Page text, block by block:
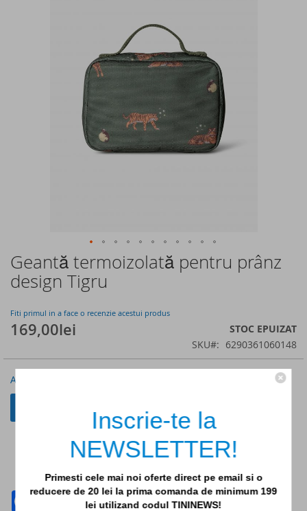
Inscrie-te la
NEWSLETTER!
Primesti cele mai noi oferte direct pe email si o
reducere de 20 lei la prima comanda de minimum 199
lei utilizand codul TININEWS!
Geantă termoizolată pentru prânz
design Tigru
Fiti primul in a face o recenzie acestui produs
169,00lei
STOC EPUIZAT
SKU
6290361060148
Anunta-ma cand scade pretul
Anunta-ma cand reintra in stoc
ADAUGATI LA LISTA DE DORINTE
FacebookWhatsApp
Skip
to
the
of
the
images